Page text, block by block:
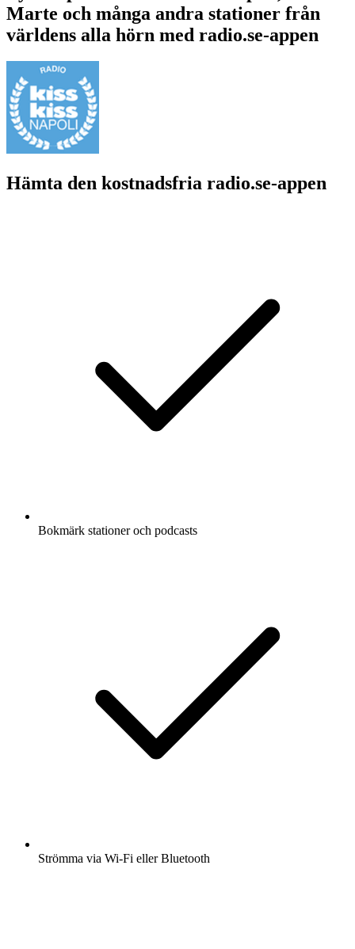
Marte och många andra stationer från
världens alla hörn med radio.se-appen
Hämta den kostnadsfria radio.se-appen
Bokmärk stationer och podcasts
Strömma via Wi-Fi eller Bluetooth